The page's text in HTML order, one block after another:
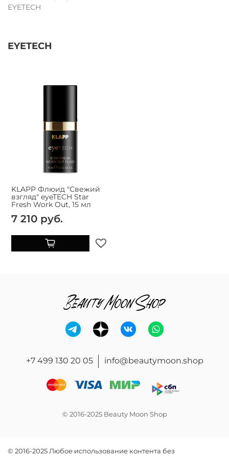
EYETECH
EYETECH
KLAPP Флюид "Свежий
взгляд" eyeTECH Star
Fresh Work Out, 15 мл
7 210 руб.
+7 499 130 20 05 info@beautymoon.shop
© 2016-2025 Beauty Moon Shop
© 2016-2025 Любое использование контента без